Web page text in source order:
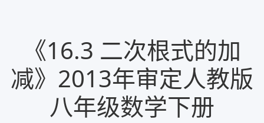
《16.3 二次根式的加
减》2013年审定人教版
八年级数学下册